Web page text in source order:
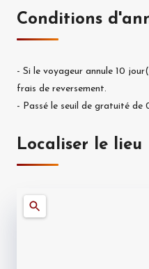
Conditions
- Si le voyageur annule 10
frais de reversement.
- Passé le seuil de gratuité de
Localiser le lieu